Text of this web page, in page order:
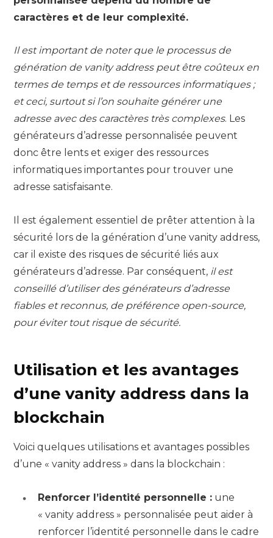
caractères et de leur complexité.
Il est important de noter que le processus de
génération de vanity address peut être coûteux en
termes de temps et de ressources informatiques ;
et ceci, surtout si l’on souhaite générer une
adresse avec des caractères très complexes. Les
générateurs d’adresse personnalisée peuvent
donc être lents et exiger des ressources
informatiques importantes pour trouver une
adresse satisfaisante.
Il est également essentiel de prêter attention à la
sécurité lors de la génération d’une vanity address,
car il existe des risques de sécurité liés aux
générateurs d’adresse. Par conséquent, il est
conseillé d’utiliser des générateurs d’adresse
fiables et reconnus, de préférence open-source,
pour éviter tout risque de sécurité.
Utilisation et les avantages
d’une vanity address dans la
blockchain
Voici quelques utilisations et avantages possibles
d’une « vanity address » dans la blockchain :
Renforcer l’identité personnelle : une
« vanity address » personnalisée peut aider à
renforcer l’identité personnelle dans le cadre